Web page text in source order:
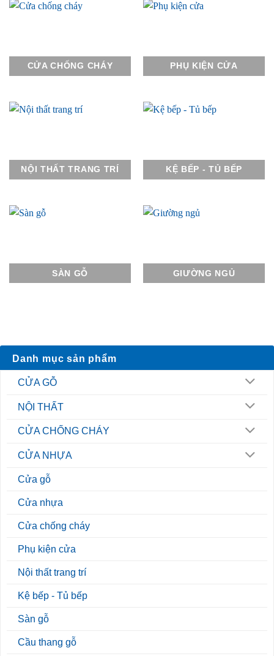
CỬA CHỐNG CHÁY PHỤ KIỆN CỬA
NỘI THẤT TRANG TRÍ KỆ BẾP - TỦ BẾP
SÀN GỖ GIƯỜNG NGỦ
Danh mục sản phẩm
CỬA GỖ
NỘI THẤT
CỬA CHỐNG CHÁY
CỬA NHỰA
Cửa gỗ
Cửa nhựa
Cửa chống cháy
Phụ kiện cửa
Nội thất trang trí
Kệ bếp - Tủ bếp
Sàn gỗ
Cầu thang gỗ